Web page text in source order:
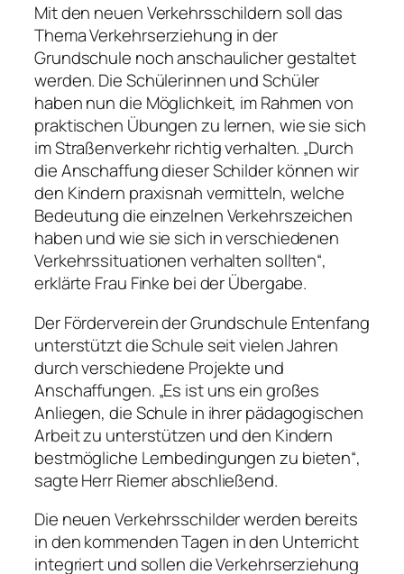
Mit den neuen Verkehrsschildern soll das
Thema Verkehrserziehung in der
Grundschule noch anschaulicher gestaltet
werden. Die Schülerinnen und Schüler
haben nun die Möglichkeit, im Rahmen von
praktischen Übungen zu lernen, wie sie sich
im Straßenverkehr richtig verhalten. „Durch
die Anschaffung dieser Schilder können wir
den Kindern praxisnah vermitteln, welche
Bedeutung die einzelnen Verkehrszeichen
haben und wie sie sich in verschiedenen
Verkehrssituationen verhalten sollten“,
erklärte Frau Finke bei der Übergabe.
Der Förderverein der Grundschule Entenfang
unterstützt die Schule seit vielen Jahren
durch verschiedene Projekte und
Anschaffungen. „Es ist uns ein großes
Anliegen, die Schule in ihrer pädagogischen
Arbeit zu unterstützen und den Kindern
bestmögliche Lernbedingungen zu bieten“,
sagte Herr Riemer abschließend.
Die neuen Verkehrsschilder werden bereits
in den kommenden Tagen in den Unterricht
integriert und sollen die Verkehrserziehung